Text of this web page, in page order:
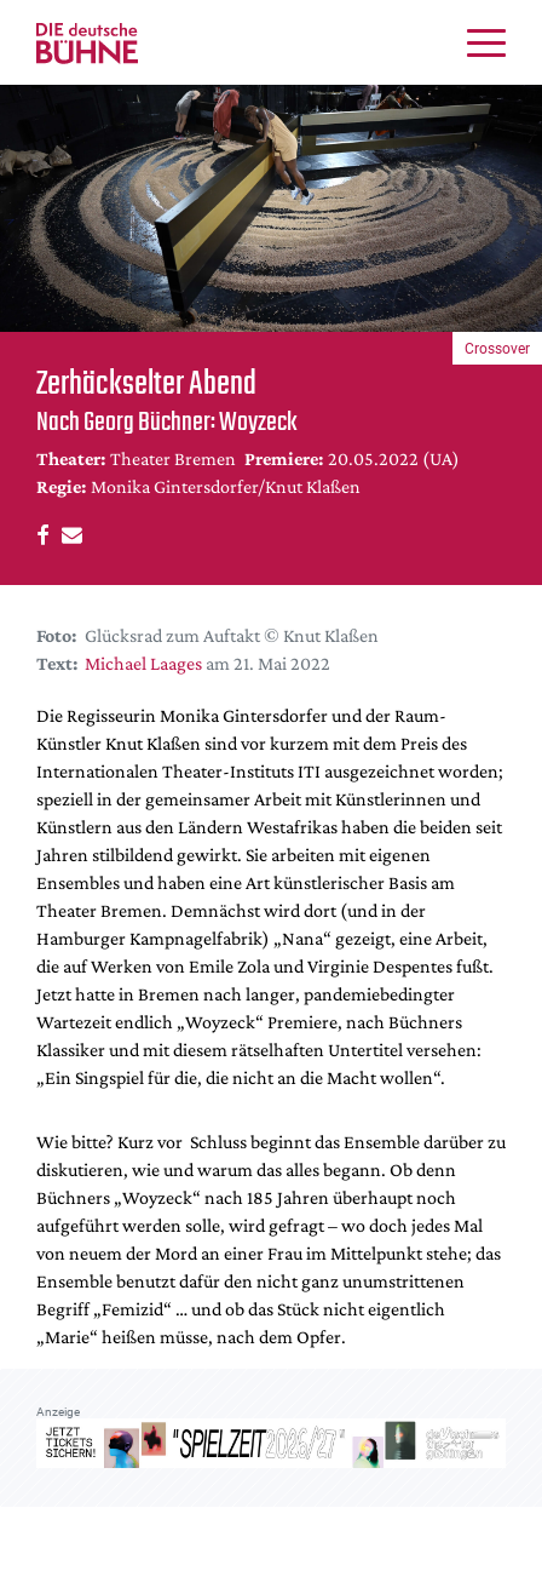
Kritiken
Schauspiel
Musiktheater
Tanz
Crossover
Bühnenwelt
Festivals & Veranstaltungen
Menschen & Theater
Themen
Internationales
Nachrufe
DdB-map
Premierensuche
Festival-Planer
Hefte
Alle Hefte
Leseproben
Podcast
Service
Shop / Abo
Newsletter
Redaktion
Autor:innen
Partner
Suche
Zerhäckselter Abend
Nach Georg Büchner: Woyzeck
Theater: Theater Bremen Premiere: 20.05.2022 (UA)
Regie: Monika Gintersdorfer/Knut Klaßen
Crossover
Foto: Glücksrad zum Auftakt © Knut Klaßen
Text: Michael Laages am 21. Mai 2022
Die Regisseurin Monika Gintersdorfer und der Raum-
Künstler Knut Klaßen sind vor kurzem mit dem Preis des
Internationalen Theater-Instituts ITI ausgezeichnet worden;
speziell in der gemeinsamer Arbeit mit Künstlerinnen und
Künstlern aus den Ländern Westafrikas haben die beiden seit
Jahren stilbildend gewirkt. Sie arbeiten mit eigenen
Ensembles und haben eine Art künstlerischer Basis am
Theater Bremen. Demnächst wird dort (und in der
Hamburger Kampnagelfabrik) „Nana“ gezeigt, eine Arbeit,
die auf Werken von Emile Zola und Virginie Despentes fußt.
Jetzt hatte in Bremen nach langer, pandemiebedingter
Wartezeit endlich „Woyzeck“ Premiere, nach Büchners
Klassiker und mit diesem rätselhaften Untertitel versehen:
„Ein Singspiel für die, die nicht an die Macht wollen“.
Wie bitte? Kurz vor Schluss beginnt das Ensemble darüber zu
diskutieren, wie und warum das alles begann. Ob denn
Büchners „Woyzeck“ nach 185 Jahren überhaupt noch
aufgeführt werden solle, wird gefragt – wo doch jedes Mal
von neuem der Mord an einer Frau im Mittelpunkt stehe; das
Ensemble benutzt dafür den nicht ganz unumstrittenen
Begriff „Femizid“ … und ob das Stück nicht eigentlich
„Marie“ heißen müsse, nach dem Opfer.
Anzeige